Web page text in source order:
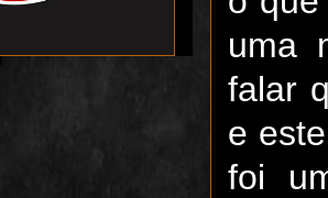
uma
falar
e
foi